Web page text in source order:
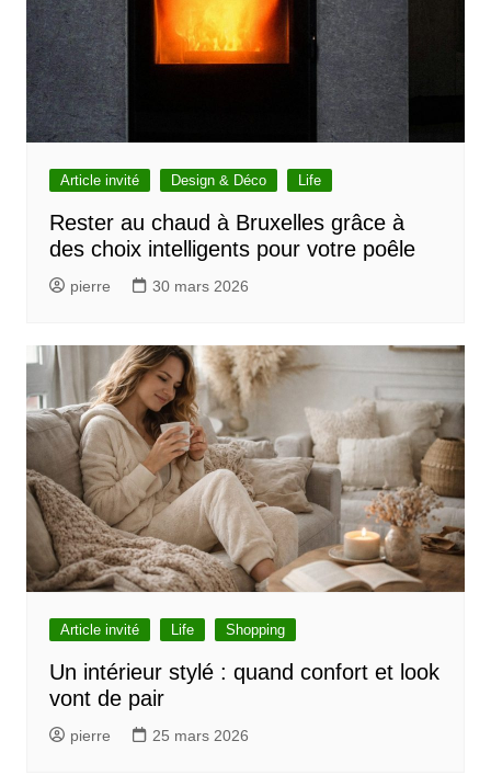
Article invité Design & Déco Life
Rester au chaud à Bruxelles grâce à
des choix intelligents pour votre poêle
pierre 30 mars 2026
Article invité Life Shopping
Un intérieur stylé : quand confort et look
vont de pair
pierre 25 mars 2026